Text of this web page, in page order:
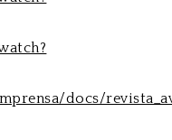
docs/